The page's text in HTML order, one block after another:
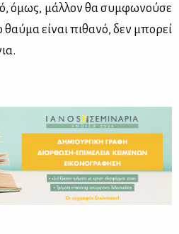
όμως, μάλ­λον θα συμ­φω­νού­σε
θαύ­μα εί­ναι πι­θα­νό, δεν μπο­ρεί